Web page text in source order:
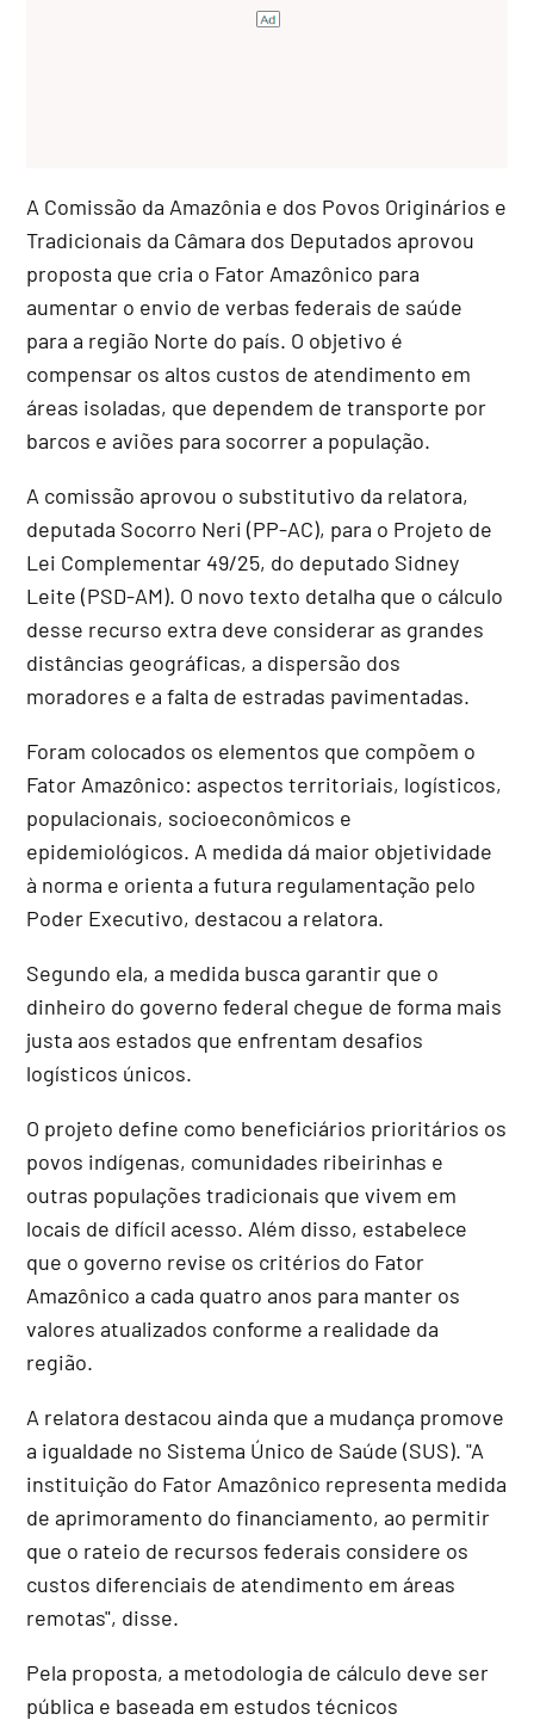
A Comissão da Amazônia e dos Povos Originários e
Tradicionais da Câmara dos Deputados aprovou
proposta que cria o Fator Amazônico para
aumentar o envio de verbas federais de saúde
para a região Norte do país. O objetivo é
compensar os altos custos de atendimento em
áreas isoladas, que dependem de transporte por
barcos e aviões para socorrer a população.
A comissão aprovou o substitutivo da relatora,
deputada Socorro Neri (PP-AC), para o Projeto de
Lei Complementar 49/25, do deputado Sidney
Leite (PSD-AM). O novo texto detalha que o cálculo
desse recurso extra deve considerar as grandes
distâncias geográficas, a dispersão dos
moradores e a falta de estradas pavimentadas.
Foram colocados os elementos que compõem o
Fator Amazônico: aspectos territoriais, logísticos,
populacionais, socioeconômicos e
epidemiológicos. A medida dá maior objetividade
à norma e orienta a futura regulamentação pelo
Poder Executivo, destacou a relatora.
Segundo ela, a medida busca garantir que o
dinheiro do governo federal chegue de forma mais
justa aos estados que enfrentam desafios
logísticos únicos.
O projeto define como beneficiários prioritários os
povos indígenas, comunidades ribeirinhas e
outras populações tradicionais que vivem em
locais de difícil acesso. Além disso, estabelece
que o governo revise os critérios do Fator
Amazônico a cada quatro anos para manter os
valores atualizados conforme a realidade da
região.
A relatora destacou ainda que a mudança promove
a igualdade no Sistema Único de Saúde (SUS). "A
instituição do Fator Amazônico representa medida
de aprimoramento do financiamento, ao permitir
que o rateio de recursos federais considere os
custos diferenciais de atendimento em áreas
remotas", disse.
Pela proposta, a metodologia de cálculo deve ser
pública e baseada em estudos técnicos